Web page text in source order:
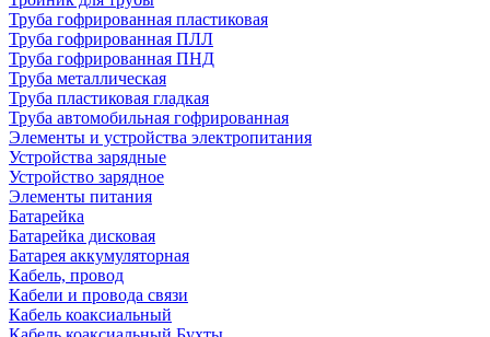
Труба гофрированная пластиковая
Труба гофрированная ПЛЛ
Труба гофрированная ПНД
Труба металлическая
Труба пластиковая гладкая
Труба автомобильная гофрированная
Элементы и устройства электропитания
Устройства зарядные
Устройство зарядное
Элементы питания
Батарейка
Батарейка дисковая
Батарея аккумуляторная
Кабель, провод
Кабели и провода связи
Кабель коаксиальный